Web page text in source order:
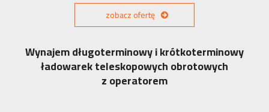
zobacz ofertę
Wynajem długoterminowy i krótkoterminowy
ładowarek teleskopowych obrotowych
z operatorem